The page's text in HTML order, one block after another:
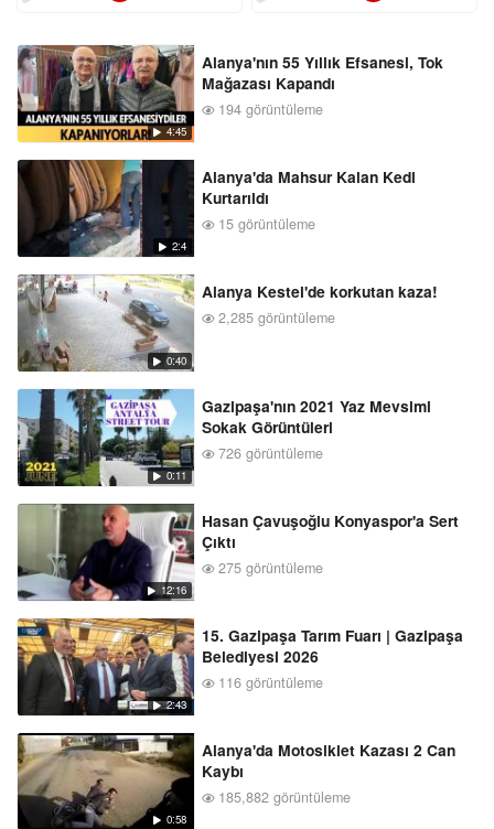
4:45
Alanya'nın 55 Yıllık Efsanesi, Tok
Mağazası Kapandı
194 görüntüleme
2:4
Alanya'da Mahsur Kalan Kedi
Kurtarıldı
15 görüntüleme
0:40
Alanya Kestel'de korkutan kaza!
2,285 görüntüleme
0:11
Gazipaşa'nın 2021 Yaz Mevsimi
Sokak Görüntüleri
726 görüntüleme
12:16
Hasan Çavuşoğlu Konyaspor'a Sert
Çıktı
275 görüntüleme
2:43
15. Gazipaşa Tarım Fuarı | Gazipaşa
Belediyesi 2026
116 görüntüleme
0:58
Alanya'da Motosiklet Kazası 2 Can
Kaybı
185,882 görüntüleme